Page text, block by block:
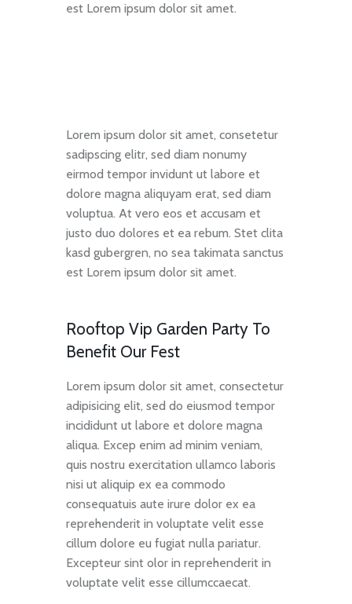
est Lorem ipsum dolor sit amet.
Lorem ipsum dolor sit amet, consetetur
sadipscing elitr, sed diam nonumy
eirmod tempor invidunt ut labore et
dolore magna aliquyam erat, sed diam
voluptua. At vero eos et accusam et
justo duo dolores et ea rebum. Stet clita
kasd gubergren, no sea takimata sanctus
est Lorem ipsum dolor sit amet.
Rooftop Vip Garden Party To
Benefit Our Fest
Lorem ipsum dolor sit amet, consectetur
adipisicing elit, sed do eiusmod tempor
incididunt ut labore et dolore magna
aliqua. Excep enim ad minim veniam,
quis nostru exercitation ullamco laboris
nisi ut aliquip ex ea commodo
consequatuis aute irure dolor ex ea
reprehenderit in voluptate velit esse
cillum dolore eu fugiat nulla pariatur.
Excepteur sint olor in reprehenderit in
voluptate velit esse cillumccaecat.